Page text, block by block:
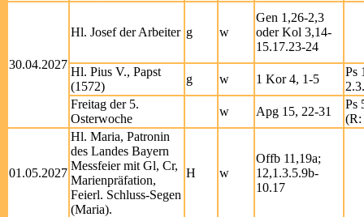
30.04.2027
Hl. Josef der Arbeiter g w
Gen 1,26-2,3
oder Kol 3,14-
15.17.23-24
Hl. Pius V., Papst
(1572)
g w 1 Kor 4, 1-5
Ps
Freitag der 5.
Osterwoche
w Apg 15, 22-31
Ps
(R:
01.05.2027
Hl. Maria, Patronin
des Landes Bayern
Messfeier mit Gl, Cr,
Marienpräfation,
Feierl. Schluss-Segen
(Maria).
H w
Offb 11,19a;
12,1.3.5.9b-
10.17